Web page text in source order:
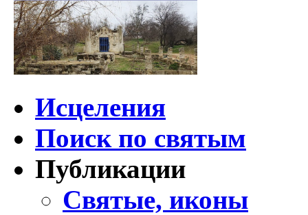
Исцеления
Поиск по святым
Публикации
Святые, иконы